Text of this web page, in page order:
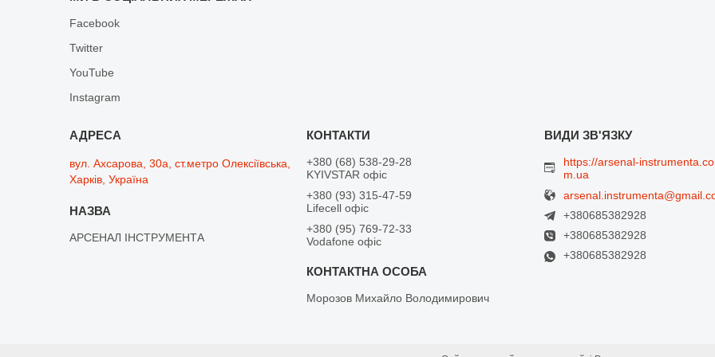
Facebook
Twitter
YouTube
Instagram
вул. Ахсарова, 30а, ст.метро Олексіївська,
Харків, Україна
АРСЕНАЛ ІНСТРУМЕНТА
+380 (68) 538-29-28
KYIVSTAR офіс
+380 (93) 315-47-59
Lifecell офіс
+380 (95) 769-72-33
Vodafone офіс
Морозов Михайло Володимирович
https://arsenal-instrumenta.co
m.ua
+380685382928
+380685382928
+380685382928